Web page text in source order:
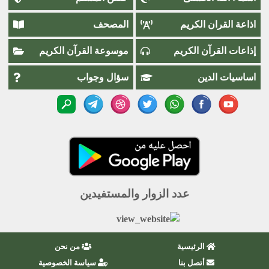
اذاعة القران الكريم المصحف
إذاعات القرآن الكريم موسوعة القرآن الكريم
اساسيات الدين سؤال وجواب
عدد الزوار والمستفيدين
الرئيسية
من نحن
أتصل بنا
سياسة الخصوصية